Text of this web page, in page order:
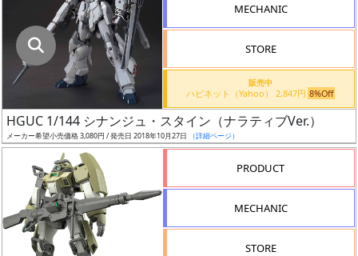
ス
ア
ラ
ス
MECHANIC
STORE
販売中
ハピネット（Yahoo） 2,847円 8%Off
HGUC 1/144 シナンジュ・スタイン（ナラティブVer.）
メーカー希望小売価格 3,080円 / 発売日 2018年10月27日 （詳細ページ）
PRODUCT
MECHANIC
STORE